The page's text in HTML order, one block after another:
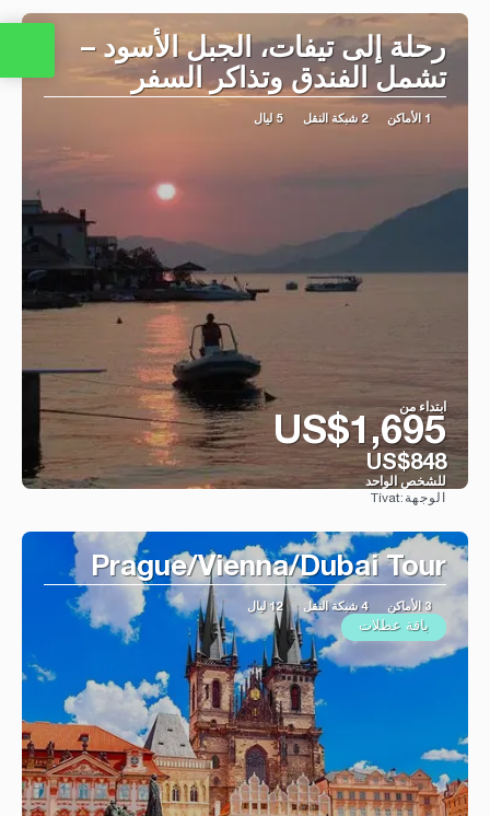
رحلة إلى تيفات، الجبل الأسود –
تشمل الفندق وتذاكر السفر
1 الأماكن 2 شبكة النقل 5 ليال
ابتداء من
US$1,695
US$848
للشخص الواحد
الوجهة:Tívat
Prague/Vienna/Dubai Tour
3 الأماكن 4 شبكة النقل 12 ليال
باقة عطلات